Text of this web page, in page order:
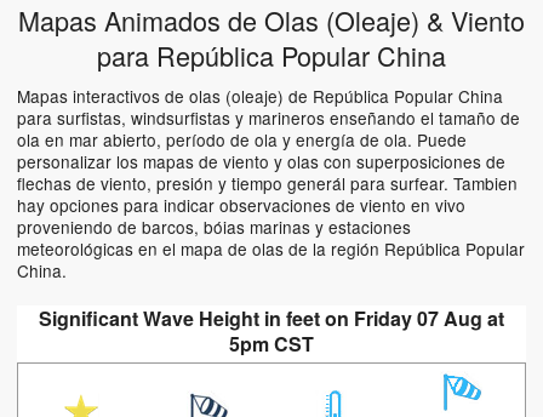
Mapas Animados de Olas (Oleaje) & Viento
para República Popular China
Mapas interactivos de olas (oleaje) de República Popular China
para surfistas, windsurfistas y marineros enseñando el tamaño de
ola en mar abierto, período de ola y energía de ola. Puede
personalizar los mapas de viento y olas con superposiciones de
flechas de viento, presión y tiempo generál para surfear. Tambien
hay opciones para indicar observaciones de viento en vivo
proveniendo de barcos, bóias marinas y estaciones
meteorológicas en el mapa de olas de la región República Popular
China.
Significant Wave Height in feet on Friday 07 Aug at
5pm CST